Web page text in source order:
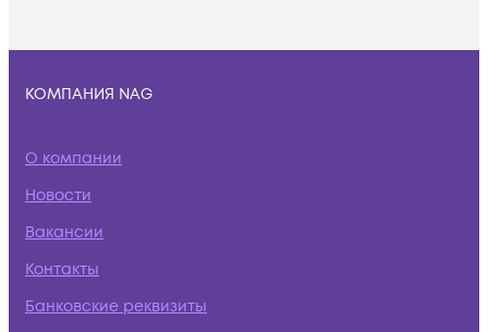
КОМПАНИЯ NAG
О компании
Новости
Вакансии
Контакты
Банковские реквизиты